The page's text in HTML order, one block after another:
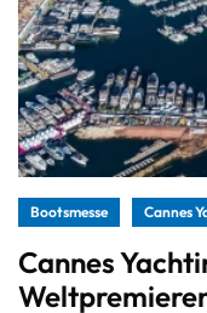
Bootsmesse Cannes
Cannes